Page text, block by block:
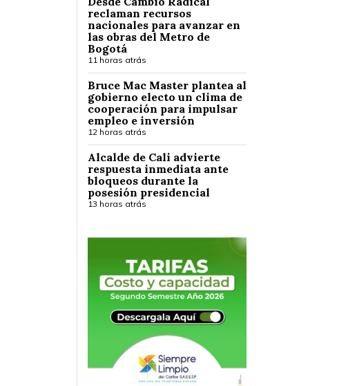
reclaman recursos
nacionales para avanzar en
las obras del Metro de
Bogotá
11 horas atrás
Bruce Mac Master plantea al
gobierno electo un clima de
cooperación para impulsar
empleo e inversión
12 horas atrás
Alcalde de Cali advierte
respuesta inmediata ante
bloqueos durante la
posesión presidencial
13 horas atrás